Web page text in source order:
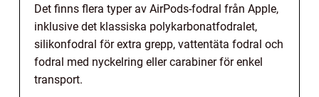
Det finns flera typer av AirPods-fodral från Apple,
inklusive det klassiska polykarbonatfodralet,
silikonfodral för extra grepp, vattentäta fodral och
fodral med nyckelring eller carabiner för enkel
transport.